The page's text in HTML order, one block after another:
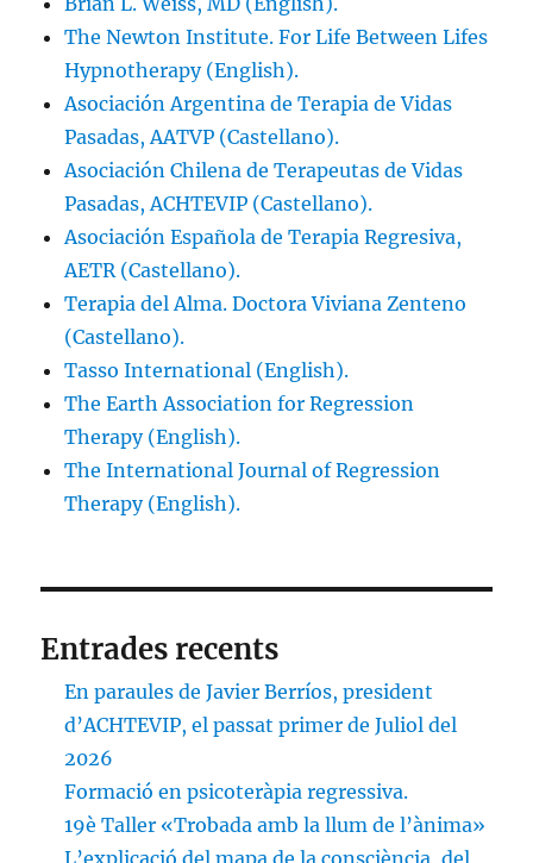
The Newton Institute. For Life Between Lifes
Hypnotherapy (English).
Asociación Argentina de Terapia de Vidas
Pasadas, AATVP (Castellano).
Asociación Chilena de Terapeutas de Vidas
Pasadas, ACHTEVIP (Castellano).
Asociación Española de Terapia Regresiva,
AETR (Castellano).
Terapia del Alma. Doctora Viviana Zenteno
(Castellano).
Tasso International (English).
The Earth Association for Regression
Therapy (English).
The International Journal of Regression
Therapy (English).
Entrades recents
En paraules de Javier Berríos, president
d’ACHTEVIP, el passat primer de Juliol del
2026
Formació en psicoteràpia regressiva.
19è Taller «Trobada amb la llum de l’ànima»
L’explicació del mapa de la consciència, del